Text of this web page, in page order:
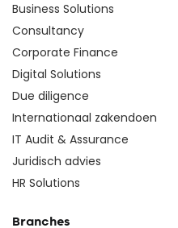
Business Solutions
Consultancy
Corporate Finance
Digital Solutions
Due diligence
Internationaal zakendoen
IT Audit & Assurance
Juridisch advies
HR Solutions
Branches